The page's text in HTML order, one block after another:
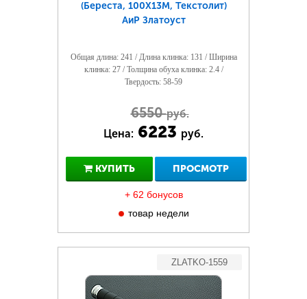
(Береста, 100Х13М, Текстолит)
АиР Златоуст
Общая длина: 241 / Длина клинка: 131 / Ширина
клинка: 27 / Толщина обуха клинка: 2.4 /
Твердость: 58-59
6550руб.
Цена: 6223 руб.
КУПИТЬ ПРОСМОТР
+ 62 бонусов
товар недели
ZLATKO-1559